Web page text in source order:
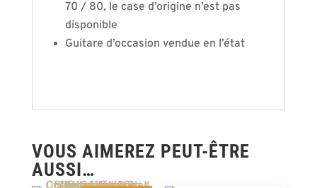
70 / 80, le case d’origine n’est pas
disponible
Guitare d’occasion vendue en l’état
VOUS AIMEREZ PEUT-ÊTRE
AUSSI…